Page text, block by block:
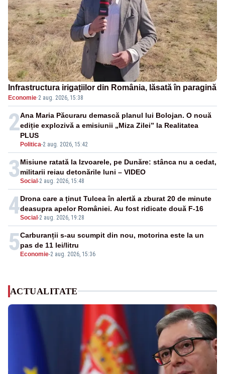
Infrastructura irigațiilor din România, lăsată în paragină
Economie·2 aug. 2026, 15:38
2
Politica-2 aug. 2026, 15:42
Ana Maria Păcuraru demască planul lui Bolojan. O nouă
ediție explozivă a emisiunii „Miza Zilei” la Realitatea
PLUS
3Social-2 aug. 2026, 15:48
Misiune ratată la Izvoarele, pe Dunăre: stânca nu a cedat,
militarii reiau detonările luni – VIDEO
4Social-2 aug. 2026, 19:28
Drona care a ținut Tulcea în alertă a zburat 20 de minute
deasupra apelor României. Au fost ridicate două F-16
5Economie-2 aug. 2026, 15:36
Carburanții s-au scumpit din nou, motorina este la un
pas de 11 lei/litru
ACTUALITATE